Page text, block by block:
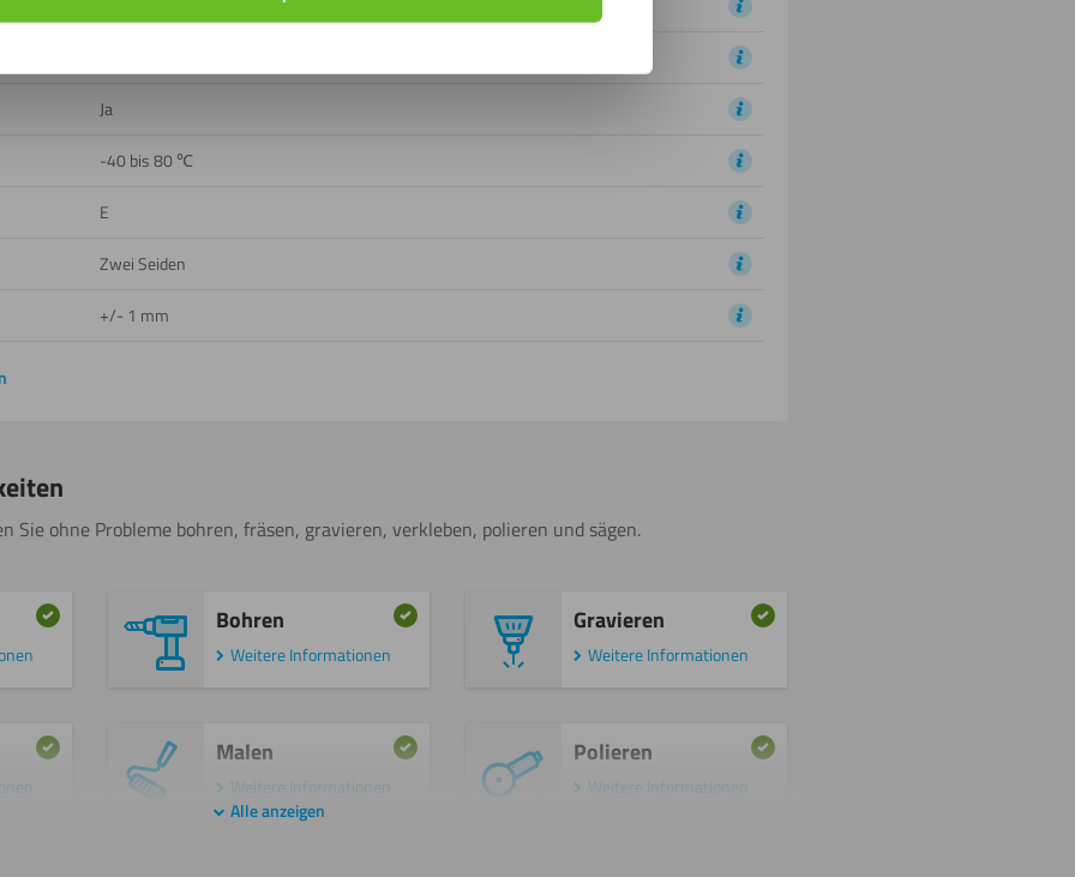
Ja
-40 bis 80 ℃
E
Zwei Seiden
+/- 1 mm
Sie ohne Probleme bohren, fräsen, gravieren, verkleben, polieren und sägen.
Bohren
Weitere Informationen
Gravieren
Weitere Informationen
Malen
Weitere Informationen
Polieren
Weitere Informationen
Alle anzeigen